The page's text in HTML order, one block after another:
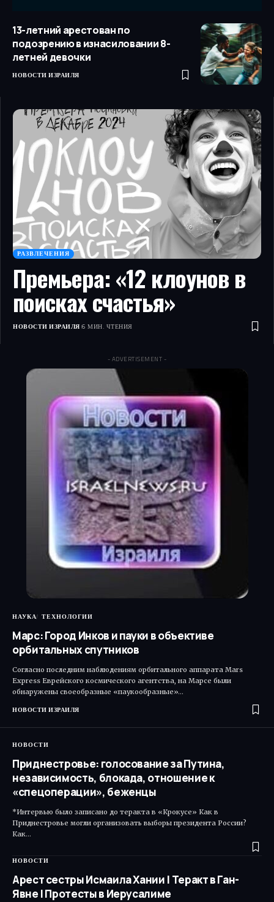
13-летний арестован по
подозрению в изнасиловании 8-
летней девочки
НОВОСТИ ИЗРАИЛЯ
РАЗВЛЕЧЕНИЯ
Премьера: «12 клоунов в
поисках счастья»
НОВОСТИ ИЗРАИЛЯ 6 МИН. ЧТЕНИЯ
- ADVERTISEMENT -
НАУКА ТЕХНОЛОГИИ
Марс: Город Инков и пауки в объективе
орбитальных спутников
Согласно последним наблюдениям орбитального аппарата Mars
Express Еврейского космического агентства, на Марсе были
обнаружены своеобразные «паукообразные»…
НОВОСТИ ИЗРАИЛЯ
НОВОСТИ
Приднестровье: голосование за Путина,
независимость, блокада, отношение к
«спецоперации», беженцы
*Интервью было записано до теракта в «Крокусе» Как в
Приднестровье могли организовать выборы президента России?
Как…
НОВОСТИ
Арест сестры Исмаила Хании | Теракт в Ган-
Явне | Протесты в Иерусалиме